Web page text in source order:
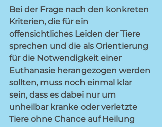
Bei der Frage nach den konkreten
Kriterien, die für ein
offensichtliches Leiden der Tiere
sprechen und die als Orientierung
für die Notwendigkeit einer
Euthanasie herangezogen werden
sollten, muss noch einmal klar
sein, dass es dabei nur um
unheilbar kranke oder verletzte
Tiere ohne Chance auf Heilung